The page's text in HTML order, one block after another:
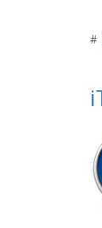
#